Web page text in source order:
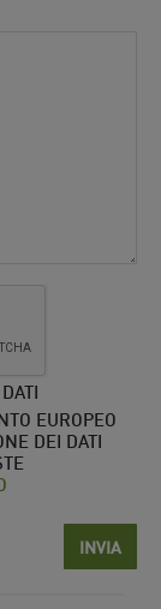
EUROPEO
DEI DATI